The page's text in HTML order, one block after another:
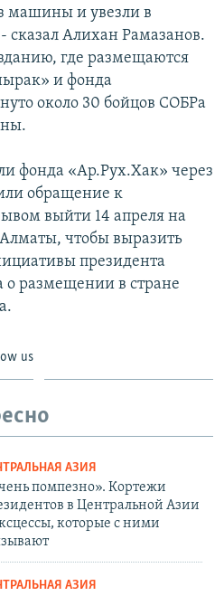
машины и увезли в
сказал Алихан Рамазанов.
где размещаются
и фонда
около 30 бойцов СОБРа
фонда «Ар.Рух.Хак» через
обращение к
выйти 14 апреля на
чтобы выразить
президента
о размещении в стране
us
АЗИЯ
помпезно». Кортежи
в Центральной Азии
которые с ними
АЗИЯ